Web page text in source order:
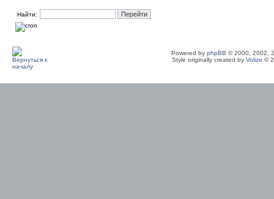
Найти:
Powered by phpBB © 2000, 2002,
Style originally created by Volize ©